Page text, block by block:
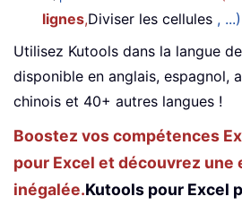
lignes,Diviser les cellules , ...)
Utilisez Kutools dans la langue
disponible en anglais, espagnol,
chinois et 40+ autres langues !
Boostez vos compétences
pour Excel et découvrez une
inégalée.Kutools pour Excel